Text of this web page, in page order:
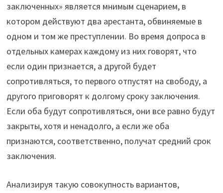
заключенных» является мнимым сценарием, в
котором действуют два арестанта, обвиняемые в
одном и том же преступлении. Во время допроса в
отдельных камерах каждому из них говорят, что
если один признается, а другой будет
сопротивляться, то первого отпустят на свободу, а
другого приговорят к долгому сроку заключения.
Если оба будут сопротивляться, они все равно будут
закрыты, хотя и ненадолго, а если же оба
признаются, соответственно, получат средний срок
заключения.
Анализируя такую совокупность вариантов,